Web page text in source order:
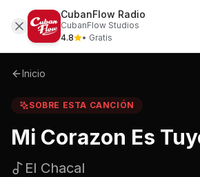
Sobre Mi-corazon-es-
Inicio
SOBRE ESTA CANCIÓN
Mi Corazon Es
El Chacal
CubanFlow Radio
CubanFlow Studios
4.8
• Gratis